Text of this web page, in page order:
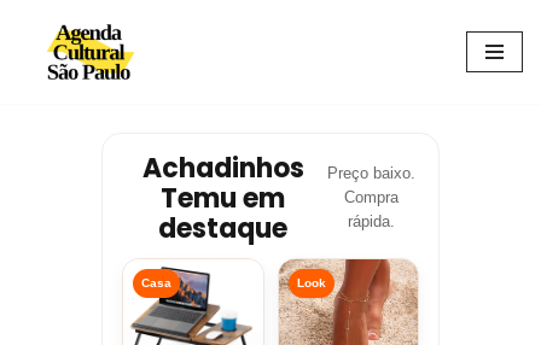
Avançar
Achadinhos
Temu em
destaque
Preço baixo.
Compra
rápida.
Casa Look